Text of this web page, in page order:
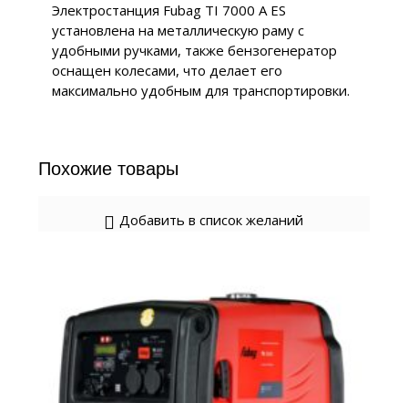
Электростанция Fubag TI 7000 A ES
установлена на металлическую раму с
удобными ручками, также бензогенератор
оснащен колесами, что делает его
максимально удобным для транспортировки.
Похожие товары
Добавить в список желаний